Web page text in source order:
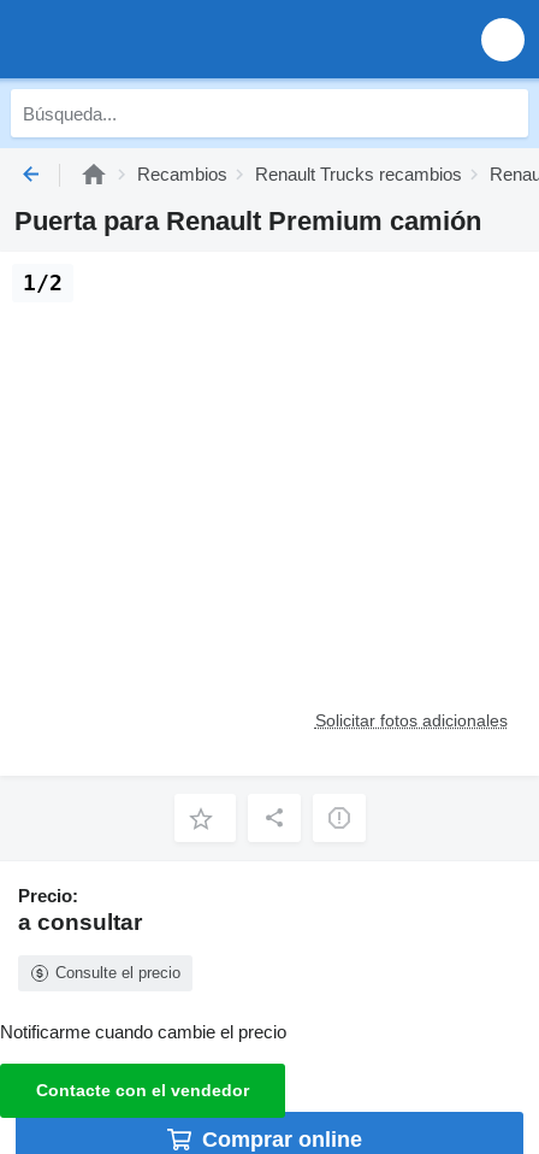
Recambios Renault Trucks recambios
Puerta para Renault Premium camión
Solicitar fotos adicionales
1/2
Precio:
a consultar
Consulte el precio
Notificarme cuando cambie el precio
Contacte con el vendedor
Comprar online